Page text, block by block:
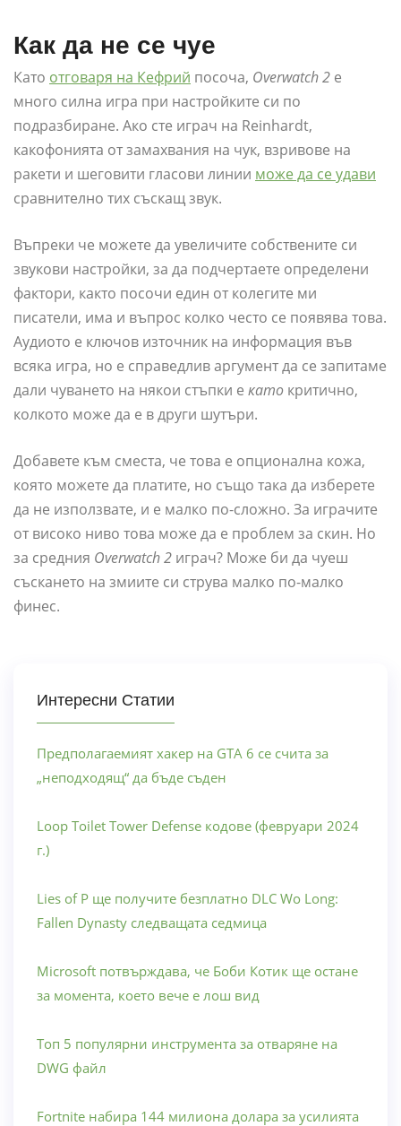
Как да не се чуе
Като отговаря на Кефрий посоча, Overwatch 2 е
много силна игра при настройките си по
подразбиране. Ако сте играч на Reinhardt,
какофонията от замахвания на чук, взривове на
ракети и шеговити гласови линии може да се удави
сравнително тих съскащ звук.
Въпреки че можете да увеличите собствените си
звукови настройки, за да подчертаете определени
фактори, както посочи един от колегите ми
писатели, има и въпрос колко често се появява това.
Аудиото е ключов източник на информация във
всяка игра, но е справедлив аргумент да се запитаме
дали чуването на някои стъпки е като критично,
колкото може да е в други шутъри.
Добавете към сместа, че това е опционална кожа,
която можете да платите, но също така да изберете
да не използвате, и е малко по-сложно. За играчите
от високо ниво това може да е проблем за скин. Но
за средния Overwatch 2 играч? Може би да чуеш
съскането на змиите си струва малко по-малко
финес.
Интересни Статии
Предполагаемият хакер на GTA 6 се счита за
„неподходящ“ да бъде съден
Loop Toilet Tower Defense кодове (февруари 2024
г.)
Lies of P ще получите безплатно DLC Wo Long:
Fallen Dynasty следващата седмица
Microsoft потвърждава, че Боби Котик ще остане
за момента, което вече е лош вид
Топ 5 популярни инструмента за отваряне на
DWG файл
Fortnite набира 144 милиона долара за усилията